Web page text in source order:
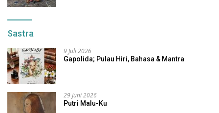
Sastra
9 Juli 2026
Gapolida; Pulau Hiri, Bahasa & Mantra
29 Juni 2026
Putri Malu-Ku